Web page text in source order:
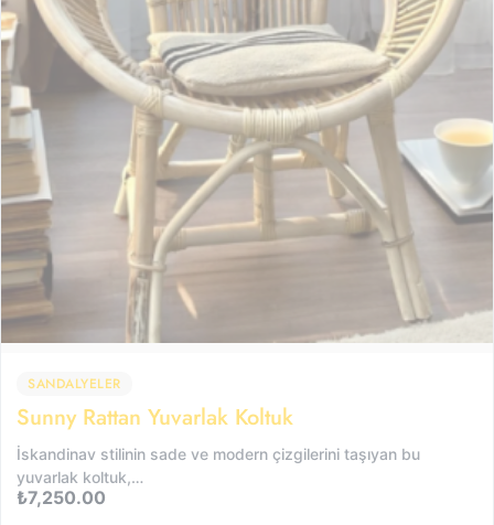
SANDALYELER
Sunny Rattan Yuvarlak Koltuk
İskandinav stilinin sade ve modern çizgilerini taşıyan bu
yuvarlak koltuk,…
₺7,250.00